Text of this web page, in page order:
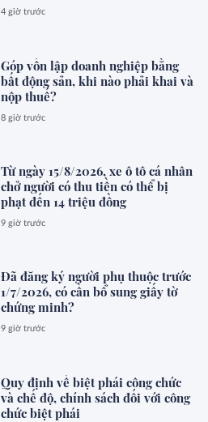
4 giờ trước
Góp vốn lập doanh nghiệp bằng
bất động sản, khi nào phải khai và
nộp thuế?
8 giờ trước
Từ ngày 15/8/2026, xe ô tô cá nhân
chở người có thu tiền có thể bị
phạt đến 14 triệu đồng
9 giờ trước
Đã đăng ký người phụ thuộc trước
1/7/2026, có cần bổ sung giấy tờ
chứng minh?
9 giờ trước
Quy định về biệt phái công chức
và chế độ, chính sách đối với công
chức biệt phái